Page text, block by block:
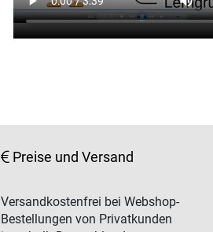
Preise und Versand
Versandkostenfrei bei Webshop-
Bestellungen von Privatkunden